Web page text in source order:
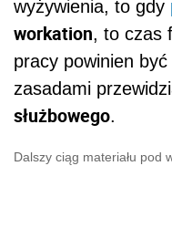
wyżywienia, to gdy
workation, to czas
pracy powinien
zasadami
służbowego.
Dalszy ciąg materiału pod